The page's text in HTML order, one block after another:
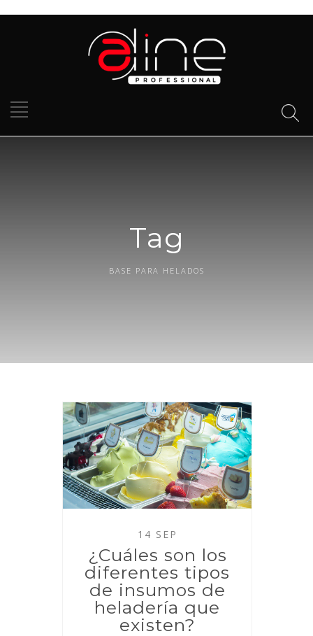
Tag
BASE PARA HELADOS
14 SEP
¿Cuáles son los
diferentes tipos
de insumos de
heladería que
existen?